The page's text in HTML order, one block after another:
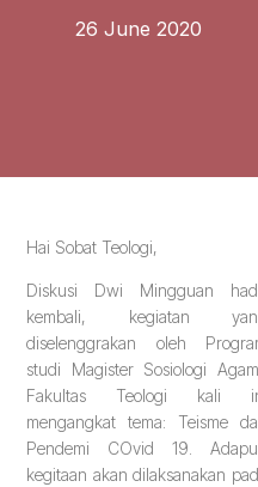
26 June 2020
Hai Sobat Teologi,
Diskusi Dwi Mingguan
kembali, kegiatan
diselenggrakan oleh
studi Magister Sosiologi
Fakultas Teologi kali
mengangkat tema: Teisme
Pendemi COvid 19.
kegitaan akan dilaksanakan